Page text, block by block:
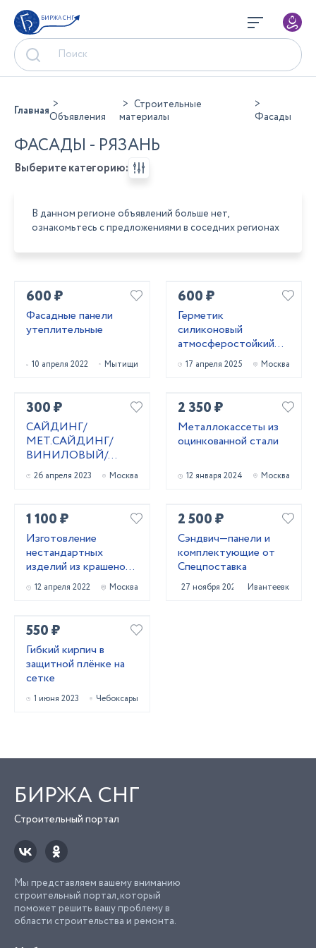
БИРЖА СНГ
ГлавнаяОбъявления
Строительные
материалы
Фасады
ФАСАДЫ - РЯЗАНЬ
Выберите категорию:
В данном регионе объявлений больше нет,
ознакомьтесь с предложениями в соседних регионах
600 ₽
Фасадные панели
утеплительные
10 апреля 2022 Мытищи
600 ₽
Герметик
силиконовый
атмocфеpocтoйкий
(черный) 600 мл
17 апреля 2025 Москва
300 ₽
САЙДИНГ/
МЕТ.САЙДИНГ/
ВИНИЛОВЫЙ/
ФАСАДНЫЕ
ПАНЕЛИ
26 апреля 2023 Москва
2 350 ₽
Металлокассеты из
оцинкованной стали
12 января 2024 Москва
1 100 ₽
Изготовление
нестандартных
изделий из крашеной
жести.
12 апреля 2022 Москва
2 500 ₽
Сэндвич—панели и
комплектующие от
Спецпоставка
27 ноября 2021 Ивантеевка
550 ₽
Гибкий кирпич в
защитной плёнке на
сетке
1 июня 2023 Чебоксары
БИРЖА СНГ
Строительный портал
Мы представляем вашему вниманию
строительный портал, который
поможет решить вашу проблему в
области строительства и ремонта.